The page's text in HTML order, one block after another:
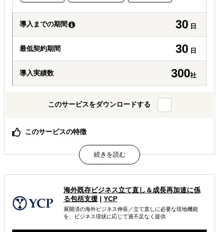
導入までの期間 30 日
最低契約期間 30 日
導入実績数 300社
このサービスをダウンロードする
このサービスの特徴
現地語でのちょっとしたリサーチから、法規制関係のリサ
ーチまで、ニーズに合わせたあらゆるリサーチをお手伝い
保証専任コンサルタントが現地 リサーチャーの活動とアウ
ーシングではクオリティ が不安という方も安心して 活用
頂けます。
属するジャンル
海外既存ビジネス立て直し＆成長再加速に係
る包括支援| YCP
展開済の海外ビジネス伸長／立て直しに必要な現地機能
を、ビジネス現状に応じて過不足なく提供